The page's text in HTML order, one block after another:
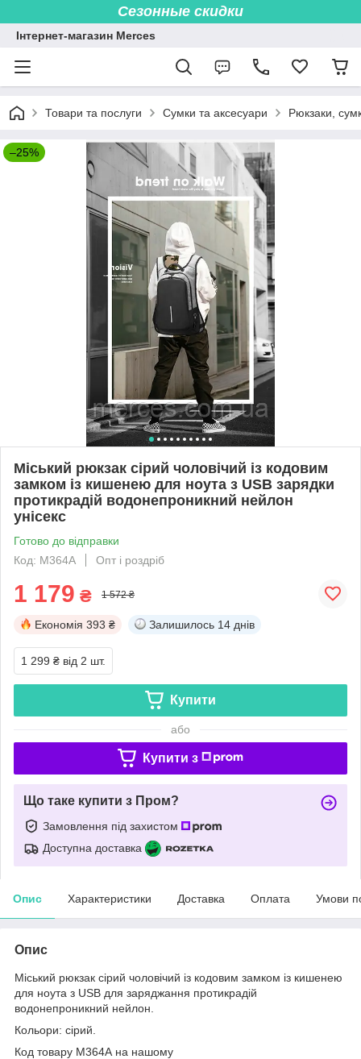
Сезонные скидки
Інтернет-магазин Merces
Товари та послуги Сумки та аксесуари Рюкзаки,
–25%
Міський рюкзак сірий чоловічий із кодовим
замком із кишенею для ноута з USB зарядки
протикрадій водонепроникний нейлон
унісекс
Готово до відправки
Код: М364А
Опт і роздріб
1 179 ₴ 1 572 ₴
Економія 393 ₴ Залишилось 14 днів
1 299 ₴ від 2 шт.
Купити
або
Купити з
Що таке купити з Пром?
Замовлення під захистом
Доступна доставка
Опис Характеристики Доставка Оплата Умови
Опис
Міський рюкзак сірий чоловічий із кодовим замком із кишенею
для ноута з USB для заряджання протикрадій
водонепроникний нейлон.
Кольори: сірий.
Код товару М364А на нашому